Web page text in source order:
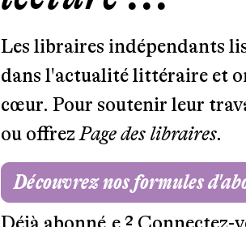
Les libraires indépendants
dans l'actualité littéraire et
cœur. Pour soutenir leur
ou offrezPage des libraires.
Découvrez nos formules